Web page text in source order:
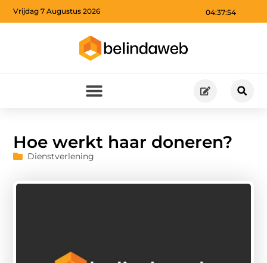
04:37:55
Vrijdag 7 Augustus 2026
Hoe werkt haar doneren?
Dienstverlening